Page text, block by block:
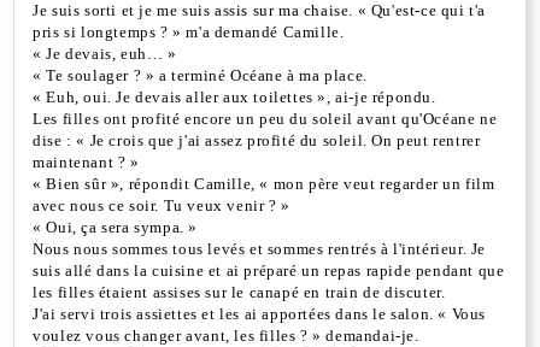
Je suis sorti et je me suis assis sur ma chaise. « Qu'est-ce qui t'a
pris si longtemps ? » m'a demandé Camille.
« Je devais, euh… »
« Te soulager ? » a terminé Océane à ma place.
« Euh, oui. Je devais aller aux toilettes », ai-je répondu.
Les filles ont profité encore un peu du soleil avant qu'Océane ne
dise : « Je crois que j'ai assez profité du soleil. On peut rentrer
maintenant ? »
« Bien sûr », répondit Camille, « mon père veut regarder un film
avec nous ce soir. Tu veux venir ? »
« Oui, ça sera sympa. »
Nous nous sommes tous levés et sommes rentrés à l'intérieur. Je
suis allé dans la cuisine et ai préparé un repas rapide pendant que
les filles étaient assises sur le canapé en train de discuter.
J'ai servi trois assiettes et les ai apportées dans le salon. « Vous
voulez vous changer avant, les filles ? » demandai-je.